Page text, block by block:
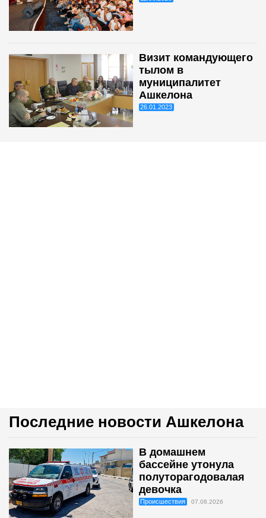
Визит командующего
тылом в
муниципалитет
Ашкелона
26.01.2023
Последние новости Ашкелона
В домашнем
бассейне утонула
полуторагодовалая
девочка
Происшествия 07.08.2026